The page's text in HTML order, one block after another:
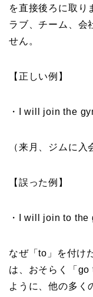
を直接後ろに取り
ラブ、チーム、会
せん。
【正しい例】
・I will join the
（来月、ジムに入
【誤った例】
・I will join to the
なぜ「to」を付け
は、おそらく「
ように、他の多く